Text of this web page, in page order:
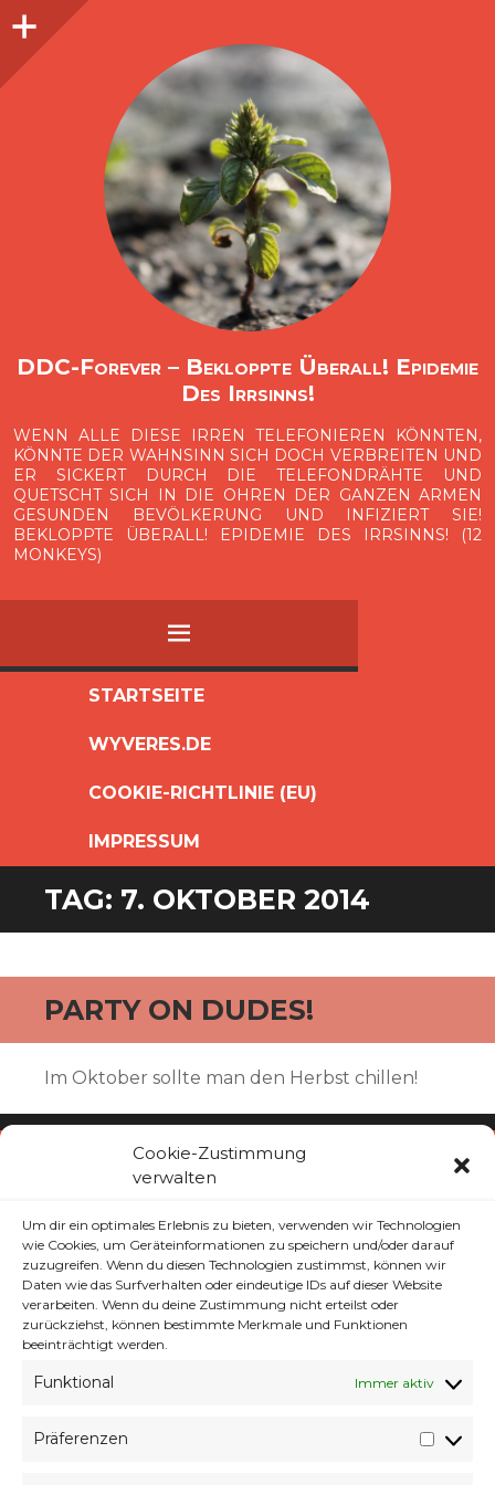
Cookie-Zustimmung
verwalten
Um dir ein optimales Erlebnis zu bieten, verwenden wir Technologien
wie Cookies, um Geräteinformationen zu speichern und/oder darauf
zuzugreifen. Wenn du diesen Technologien zustimmst, können wir
Daten wie das Surfverhalten oder eindeutige IDs auf dieser Website
verarbeiten. Wenn du deine Zustimmung nicht erteilst oder
zurückziehst, können bestimmte Merkmale und Funktionen
beeinträchtigt werden.
Funktional Immer aktiv
Präferenzen
O
p
e
n
i
d
e
b
a
DDC-Forever – Bekloppte Überall! Epidemie
Des Irrsinns!
WENN ALLE DIESE IRREN TELEFONIEREN KÖNNTEN,
KÖNNTE DER WAHNSINN SICH DOCH VERBREITEN UND
ER SICKERT DURCH DIE TELEFONDRÄHTE UND
QUETSCHT SICH IN DIE OHREN DER GANZEN ARMEN
GESUNDEN BEVÖLKERUNG UND INFIZIERT SIE!
BEKLOPPTE ÜBERALL! EPIDEMIE DES IRRSINNS! (12
MONKEYS)
MENÜ
SPRINGEN
STARTSEITE
WYVERES.DE
COOKIE-RICHTLINIE (EU)
IMPRESSUM
Seitenleiste
TAG: 7. OKTOBER 2014
PARTY ON DUDES!
Im Oktober sollte man den Herbst chillen!
und entspannte Musik!
Klicke auf "Ich stimme zu", um Youtube zu